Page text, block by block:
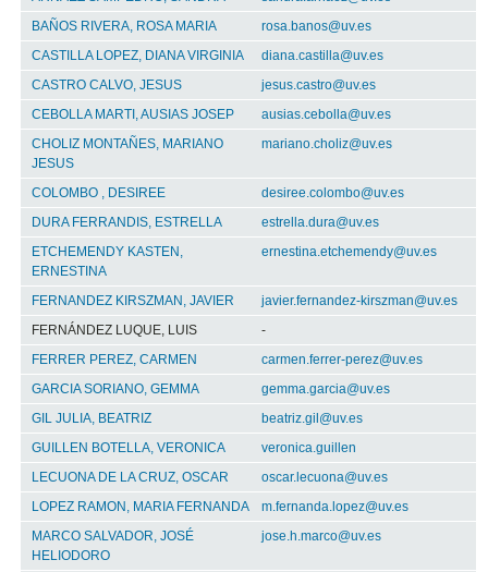
BAÑOS RIVERA, ROSA MARIA
rosa.banos@uv.es
CASTILLA LOPEZ, DIANA VIRGINIA
diana.castilla@uv.es
CASTRO CALVO, JESUS
jesus.castro@uv.es
CEBOLLA MARTI, AUSIAS JOSEP
ausias.cebolla@uv.es
CHOLIZ MONTAÑES, MARIANO
JESUS
mariano.choliz@uv.es
COLOMBO , DESIREE
desiree.colombo@uv.es
DURA FERRANDIS, ESTRELLA
estrella.dura@uv.es
ETCHEMENDY KASTEN,
ERNESTINA
ernestina.etchemendy@uv.es
FERNANDEZ KIRSZMAN, JAVIER
javier.fernandez-kirszman@uv.es
FERNÁNDEZ LUQUE, LUIS
-
FERRER PEREZ, CARMEN
carmen.ferrer-perez@uv.es
GARCIA SORIANO, GEMMA
gemma.garcia@uv.es
GIL JULIA, BEATRIZ
beatriz.gil@uv.es
GUILLEN BOTELLA, VERONICA
veronica.guillen
LECUONA DE LA CRUZ, OSCAR
oscar.lecuona@uv.es
LOPEZ RAMON, MARIA FERNANDA
m.fernanda.lopez@uv.es
MARCO SALVADOR, JOSÉ
HELIODORO
jose.h.marco@uv.es